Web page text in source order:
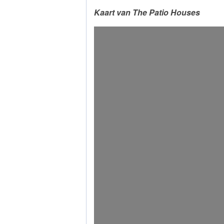
Kaart van The Patio Houses